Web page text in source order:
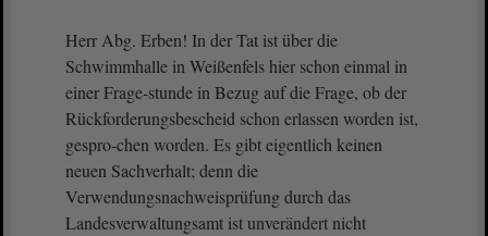
Herr Abg. Erben! In der Tat ist über die
Schwimmhalle in Weißenfels hier schon einmal in
einer Frage-stunde in Bezug auf die Frage, ob der
Rückforderungsbescheid schon erlassen worden ist,
gespro-chen worden. Es gibt eigentlich keinen
neuen Sachverhalt; denn die
Verwendungsnachweisprüfung durch das
Landesverwaltungsamt ist unverändert nicht